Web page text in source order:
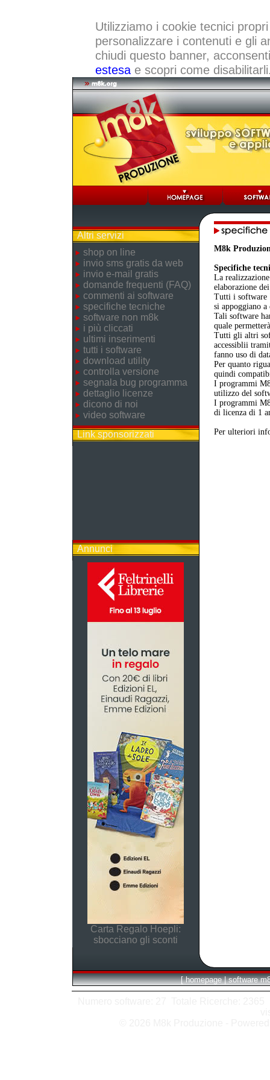
Utilizziamo i cookie tecnici
personalizzare i contenuti e gli
chiudi questo banner,
estesae scopri come
Altri servizi
shop on line
invio sms gratis da web
invio e-mail gratis
domande frequenti (FAQ)
commenti ai software
specifiche tecniche
software non m8k
i più cliccati
ultimi inserimenti
tutti i software
download utility
controlla versione
segnala bug programma
dettaglio licenze
dicono di noi
video software
Link sponsorizzati
Annunci
Carta Regalo Hoepli:
sbocciano gli sconti
M8k
Specifiche
La
elaborazione
Tutti i software
si appoggiano a
Tali software
quale
Tutti gli altri
accessiblii
fanno uso di
Per quanto
quindi
I programmi
utilizzo del
I programmi
di licenza di 1
Per ulteriori
[ homepage | software